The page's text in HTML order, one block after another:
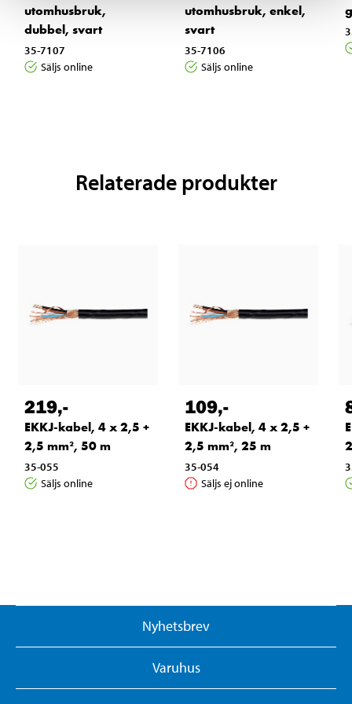
utomhusbruk,
dubbel, svart
35-7107
Säljs online
utomhusbruk, enkel,
svart
35-7106
Säljs online
Relaterade produkter
219,-
EKKJ-kabel, 4 x 2,5 +
2,5 mm², 50 m
35-055
Säljs online
109,-
EKKJ-kabel, 4 x 2,5 +
2,5 mm², 25 m
35-054
Säljs ej online
Nyhetsbrev
Varuhus